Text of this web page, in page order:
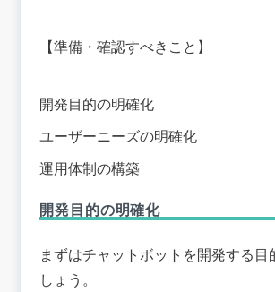
【準備・確認すべきこと】
開発目的の明確化
ユーザーニーズの明確化
運用体制の構築
開発目的の明確化
まずはチャットボットを開発する目
しょう。